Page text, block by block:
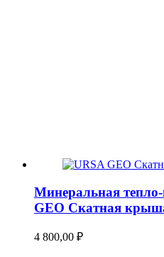
Минеральная
GEO Скатная
4 800,00 ₽